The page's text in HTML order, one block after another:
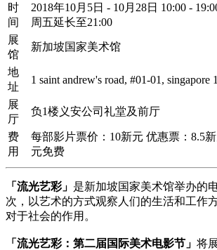
时
间
2018年10月5日 - 10月28日 10:00 -
周五延长至21:00
展
馆
新加坡国家美术馆
地
址
1 saint andrew's road, #01-01, singapore
展
厅
负1楼义安公司礼堂及前厅
费
用
每部影片票价：10新元 优惠票：8.5
元免费
「流光艺彩」 是新加坡国家美术馆举办的
次，以艺术的方式观察人们的生活和工作
对于社会的作用。
「流光艺彩：第二届国际美术电影节」 将